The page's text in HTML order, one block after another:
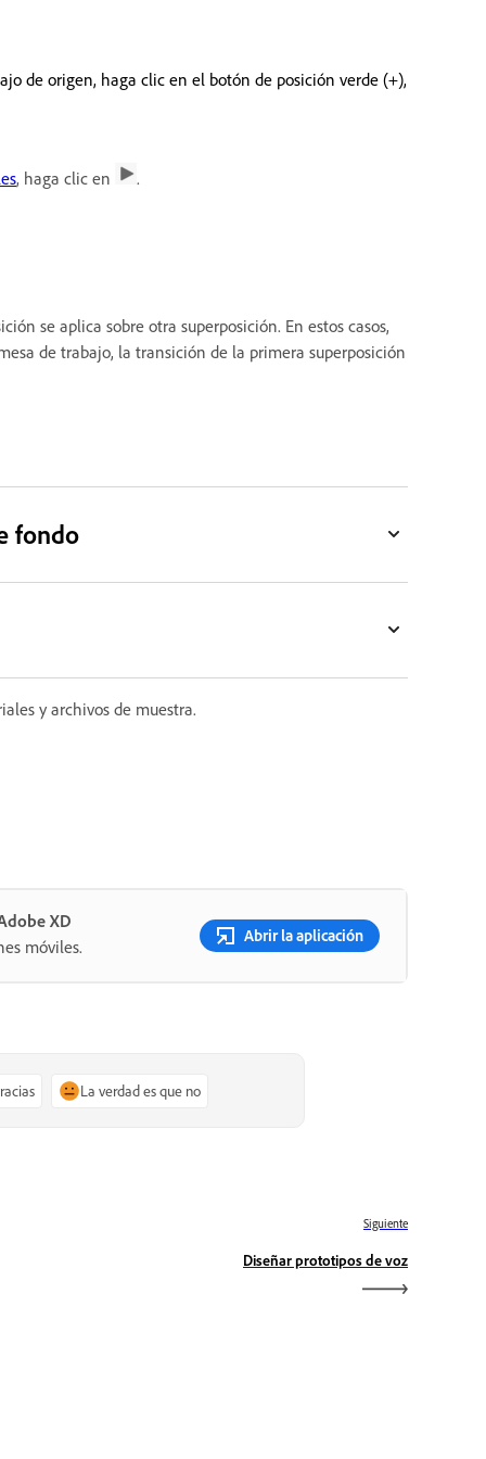
de origen, haga clic en el botón de posición verde (+),
, haga clic en .
se aplica sobre otra superposición. En estos casos,
de trabajo, la transición de la primera superposición
fondo
y archivos de muestra.
XD
móviles.
Abrir la aplicación
La verdad es que no
Siguiente
Diseñar prototipos de voz